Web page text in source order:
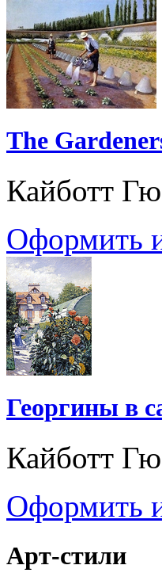
The
Кайботт
Оформить и
Георгины в
Кайботт
Оформить и
Арт-стили